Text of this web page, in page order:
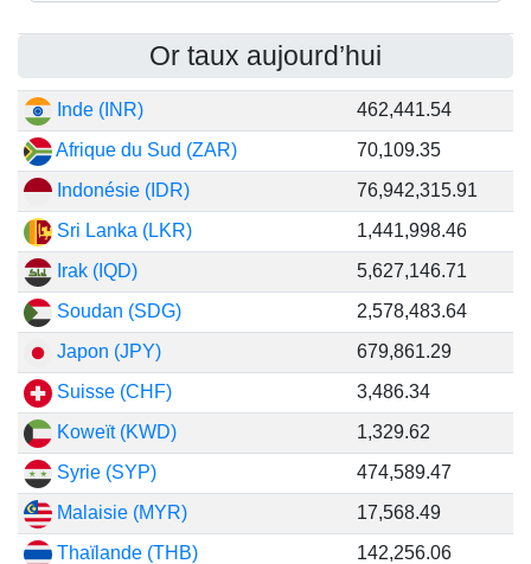
Or taux aujourd’hui
Inde (INR)
462,441.54
Afrique du Sud (ZAR)
70,109.35
Indonésie (IDR)
76,942,315.91
Sri Lanka (LKR)
1,441,998.46
Irak (IQD)
5,627,146.71
Soudan (SDG)
2,578,483.64
Japon (JPY)
679,861.29
Suisse (CHF)
3,486.34
Koweït (KWD)
1,329.62
Syrie (SYP)
474,589.47
Malaisie (MYR)
17,568.49
Thaïlande (THB)
142,256.06